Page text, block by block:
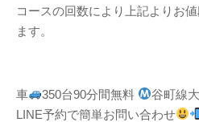
コースの回数により上記よりお
ます。
車 350台90分間無料
谷町線
LINE予約で簡単お問い合わせ